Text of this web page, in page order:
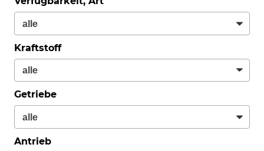
Kraftstoff
Getriebe
Antrieb